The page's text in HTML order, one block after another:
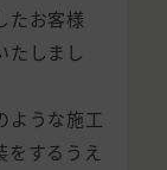
たお客様
たしまし
ような施工
するうえ